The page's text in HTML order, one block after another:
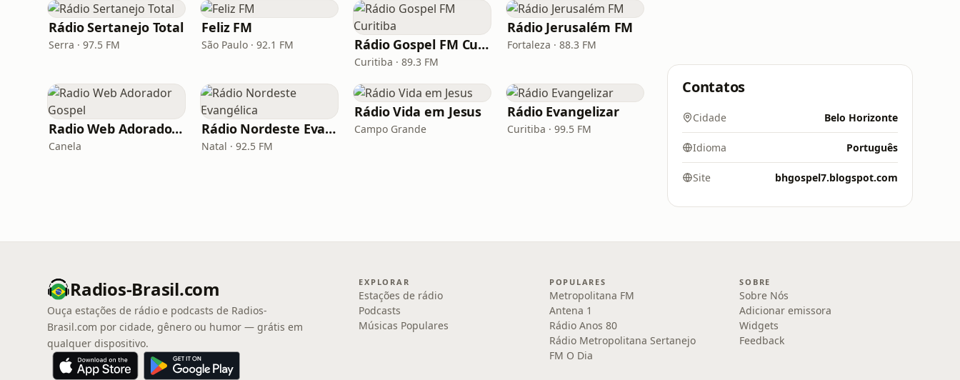
Rádio Sertanejo Total
Serra · 97.5 FM
Feliz FM
São Paulo · 92.1 FM Rádio Gospel FM Curitiba
Curitiba · 89.3 FM
Rádio Jerusalém FM
Fortaleza · 88.3 FM
Radio Web Adorador Gospel
Canela
Rádio Nordeste Evangélica
Natal · 92.5 FM
Rádio Vida em Jesus
Campo Grande
Rádio Evangelizar
Curitiba · 99.5 FM
Contatos
Cidade Belo Horizonte
Idioma Português
Site bhgospel7.blogspot.com
Radios-Brasil.com
Ouça estações de rádio e podcasts de Radios-
Brasil.com por cidade, gênero ou humor — grátis em
qualquer dispositivo.
EXPLORAR
Estações de rádio
Podcasts
Músicas Populares
POPULARES
Metropolitana FM
Antena 1
Rádio Anos 80
Rádio Metropolitana Sertanejo
FM O Dia
SOBRE
Sobre Nós
Adicionar emissora
Widgets
Feedback